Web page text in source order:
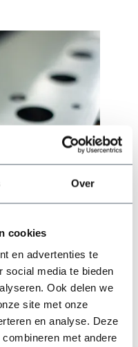
Over
cookies
en advertenties te
social media te bieden
Ook delen we
site met onze
en analyse. Deze
met andere